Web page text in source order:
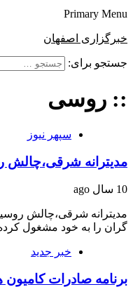
Primary Menu
خبرگزاری اصفهان
جستجو برای:
:: روسی
سپهر نیوز
مدیترانه
10 سال ago
مدیترانه شرقی،چالش
گران را به خود مشغول
خبر جدید
برنامه صادرات